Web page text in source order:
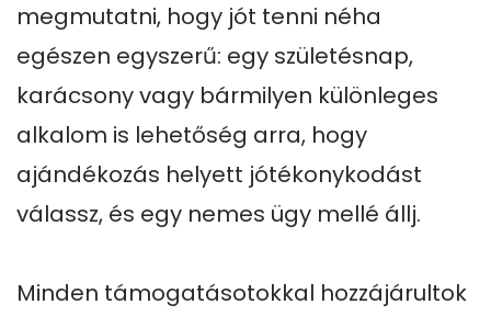
megmutatni, hogy jót tenni néha
egészen egyszerű: egy születésnap,
karácsony vagy bármilyen különleges
alkalom is lehetőség arra, hogy
ajándékozás helyett jótékonykodást
válassz, és egy nemes ügy mellé állj.
Minden támogatásotokkal hozzájárultok